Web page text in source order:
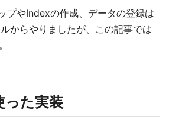
プやIndexの作成、データの登録は
からやりましたが、この記事では
った実装